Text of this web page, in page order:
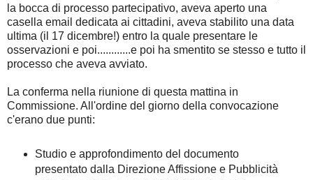
la bocca di processo partecipativo, aveva aperto una
casella email dedicata ai cittadini, aveva stabilito una data
ultima (il 17 dicembre!) entro la quale presentare le
osservazioni e poi............e poi ha smentito se stesso e tutto il
processo che aveva avviato.
La conferma nella riunione di questa mattina in
Commissione. All'ordine del giorno della convocazione
c'erano due punti:
Studio e approfondimento del documento
presentato dalla Direzione Affissione e Pubblicità